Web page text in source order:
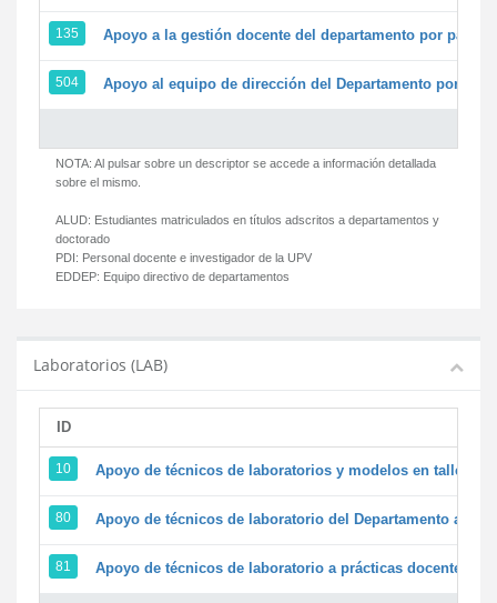
135 Apoyo a la gestión docente del departamento por parte
504 Apoyo al equipo de dirección del Departamento por
NOTA: Al pulsar sobre un descriptor se accede a información detallada
sobre el mismo.
ALUD: Estudiantes matriculados en títulos adscritos a departamentos y
doctorado
PDI: Personal docente e investigador de la UPV
EDDEP: Equipo directivo de departamentos
Laboratorios (LAB)
ID
10 Apoyo de técnicos de laboratorios y modelos en
80 Apoyo de técnicos de laboratorio del Departamento a la
81 Apoyo de técnicos de laboratorio a prácticas docentes y